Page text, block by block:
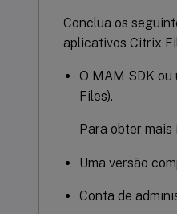
Conclua os
aplicativos Citrix
O MAM SDK
Files).
Para obter
Uma versão
Conta de